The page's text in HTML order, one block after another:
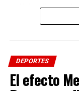
política directa
York Times,El País
Pressconfirmaron
Donald Trump
al mandatario de
DEPORTES
El efecto